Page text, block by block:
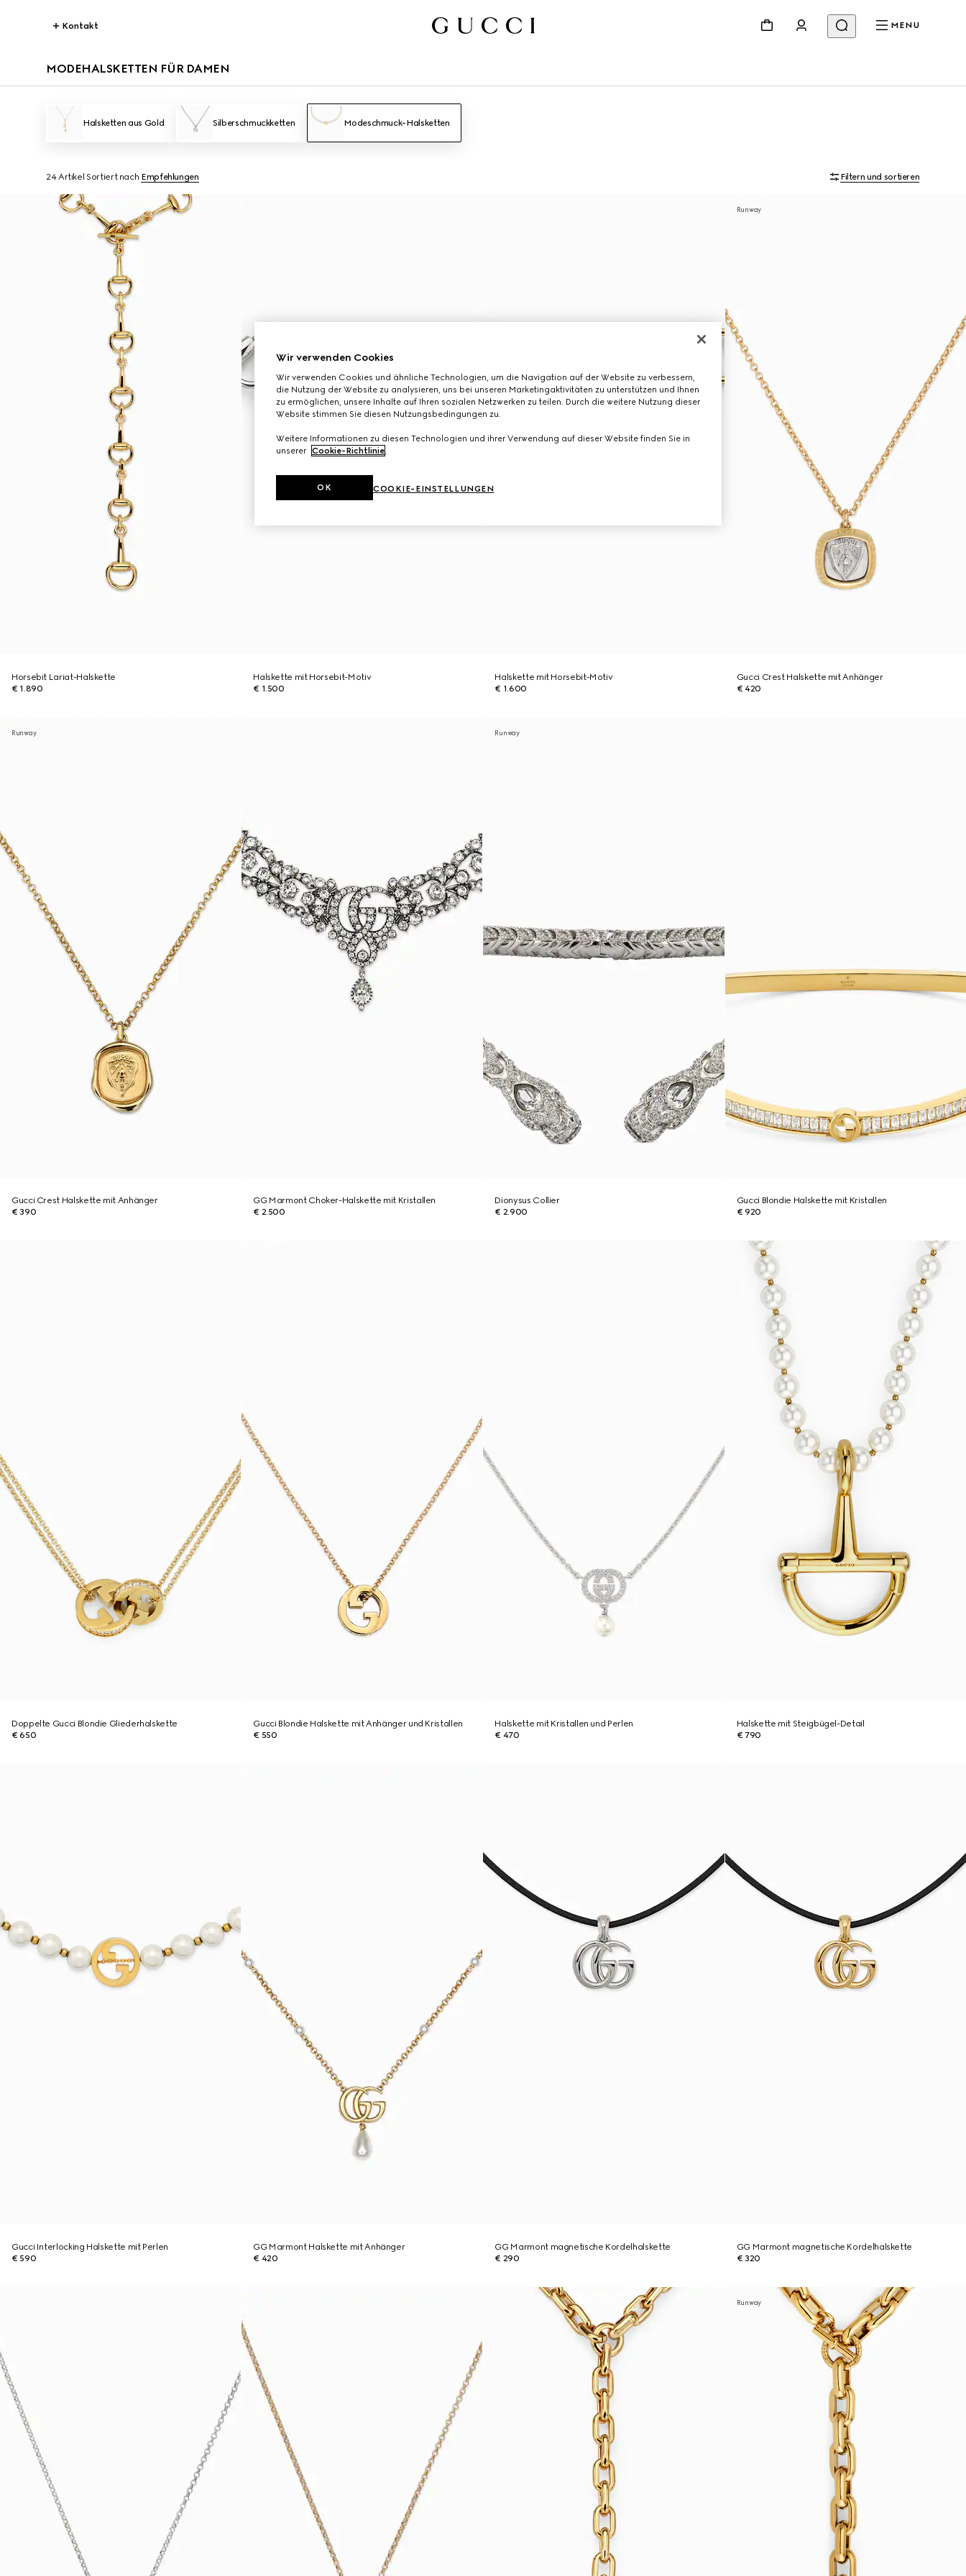
Kontakt MENU
MODEHALSKETTEN FÜR DAMEN
Halsketten aus Gold Silberschmuckketten Modeschmuck-Halsketten
24 Artikel Sortiert nach Empfehlungen Filtern und sortieren
Horsebit Lariat-Halskette
€ 1.890
Halskette mit Horsebit-Motiv
€ 1.500
Halskette mit Horsebit-Motiv
€ 1.600
Runway
Gucci Crest Halskette mit Anhänger
€ 420
Runway
Gucci Crest Halskette mit Anhänger
€ 390
GG Marmont Choker-Halskette mit Kristallen
€ 2.500
Runway
Dionysus Collier
€ 2.900
Gucci Blondie Halskette mit Kristallen
€ 920
Doppelte Gucci Blondie Gliederhalskette
€ 650
Gucci Blondie Halskette mit Anhänger und Kristallen
€ 550
Halskette mit Kristallen und Perlen
€ 470
Halskette mit Steigbügel-Detail
€ 790
Gucci Interlocking Halskette mit Perlen
€ 590
GG Marmont Halskette mit Anhänger
€ 420
GG Marmont magnetische Kordelhalskette
€ 290
GG Marmont magnetische Kordelhalskette
€ 320
Runway
Wir verwenden Cookies
Wir verwenden Cookies und ähnliche Technologien, um die Navigation auf der Website zu verbessern,
die Nutzung der Website zu analysieren, uns bei unseren Marketingaktivitäten zu unterstützen und Ihnen
zu ermöglichen, unsere Inhalte auf Ihren sozialen Netzwerken zu teilen. Durch die weitere Nutzung dieser
Website stimmen Sie diesen Nutzungsbedingungen zu.
Weitere Informationen zu diesen Technologien und ihrer Verwendung auf dieser Website finden Sie in
unserer Cookie-Richtlinie.
COOKIE-EINSTELLUNGEN
OK